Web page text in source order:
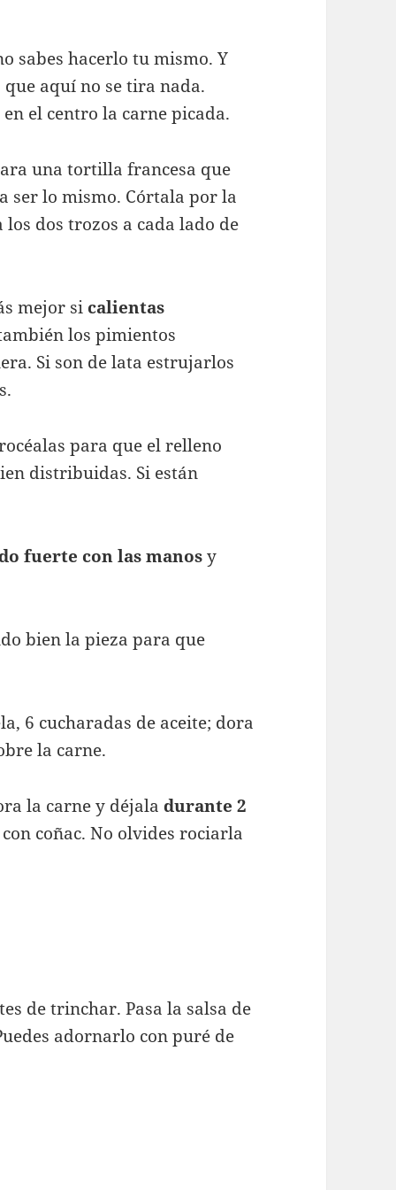
sabes hacerlo tu mismo. Y
aquí no se tira nada.
el centro la carne picada.
una tortilla francesa que
ser lo mismo. Córtala por la
dos trozos a cada lado de
mejor si calientas
los pimientos
Si son de lata estrujarlos
para que el relleno
distribuidas. Si están
fuerte con las manosy
bien la pieza para que
6 cucharadas de aceite; dora
la carne.
la carne y déjala durante 2
coñac. No olvides rociarla
de trinchar. Pasa la salsa de
adornarlo con puré de